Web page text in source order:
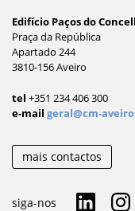
Edifício Paços do
Praça da República
Apartado 244
3810-156 Aveiro
tel +351 234 406 300
e-mail geral@cm-
mais contactos
siga-nos